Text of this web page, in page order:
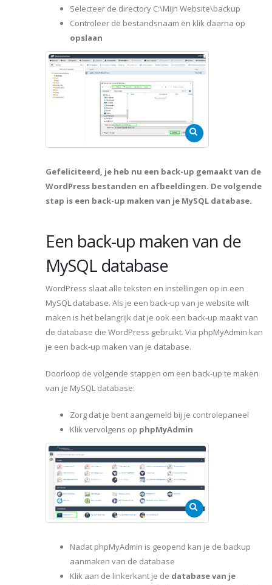
Selecteer de directory C:\Mijn Website\backup
Controleer de bestandsnaam en klik daarna op
opslaan
Gefeliciteerd, je heb nu een back-up gemaakt van de
WordPress bestanden en afbeeldingen. De volgende
stap is een back-up maken van je MySQL database.
Een back-up maken van de
MySQL database
WordPress slaat alle teksten en instellingen op in een
MySQL database. Als je een back-up van je website wilt
maken is het belangrijk dat je ook een back-up maakt van
de database die WordPress gebruikt. Via phpMyAdmin kan
je een back-up maken van je database.
Doorloop de volgende stappen om een back-up te maken
van je MySQL database:
Zorg dat je bent aangemeld bij je controlepaneel
Klik vervolgens op phpMyAdmin
Nadat phpMyAdmin is geopend kan je de backup
aanmaken van de database
Klik aan de linkerkant je de database van je